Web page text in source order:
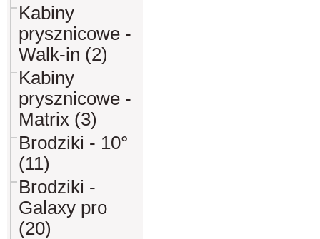
Kabiny
prysznicowe -
Walk-in (2)
Kabiny
prysznicowe -
Matrix (3)
Brodziki - 10°
(11)
Brodziki -
Galaxy pro
(20)